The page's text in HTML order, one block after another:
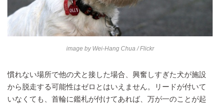
image by Wei-Hang Chua / Flickr
慣れない場所で他の犬と接した場合、興奮しすぎた犬が施設
から脱走する可能性はゼロとはいえません。リードが付いて
いなくても、首輪に鑑札が付けてあれば、万が一のことが起